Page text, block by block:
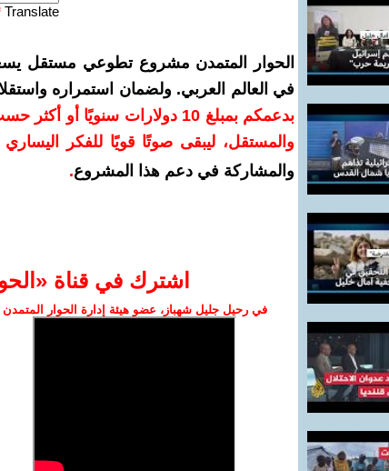
Translate
الحوار المتمدن مشروع تطوعي مستقل يسعى
في العالم العربي. ولضمان استمراره
بدعمكم بمبلغ 10 دولارات
والمستقل، ليبقى صوتًا قويًا للفكر اليساري
والمشاركة في دعم هذا المشروع.
اشترك في قناة
في رحيل جليل شهباز، عضو هيئة إدارة الحوار المتمدن